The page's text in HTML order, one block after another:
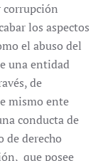
corrupción
los aspectos
el abuso del
una entidad
de
mismo ente
conducta de
de derecho
que posee